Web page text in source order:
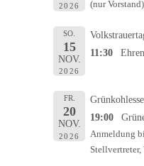
2026 (nur Vorstand)
SO.
15
NOV.
2026
11:30
FR.
20
NOV.
2026
19:00
Anmeldung